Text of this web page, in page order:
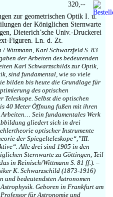
zur geometrischen Optik I. u.
der Königlichen Sternwarte
Dieterich’sche Univ.-Druckerei
Figuren. Ln. d. Zt.
/ Wittmann, Karl Schwarzfeld S. 83
der Arbeiten des bedeutenden
Karl Schwarzschilds zur Optik,
sind fundamental, wie so viele
bilden bis heute die Grundlage für
des optischen
Teleskope. Selbst die optischen
40 Meter Öffnung fußen mit ihren
Sein fundamentales Werk
gliedert sich in drei
optischer Instrumente
der Spiegelteleskope“,”III.
Alle drei sind 1905 in den
Sternwarte zu Göttingen, Teil
in Reinisch/Wittmann S. 81 ff.). –
K. Schwarzschild (1873-1916)
und bedeutendsten Astronomen
Geboren in Frankfurt am
für Astronomie und
320,--